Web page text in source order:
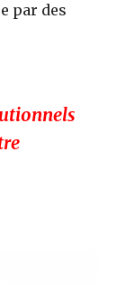
par des